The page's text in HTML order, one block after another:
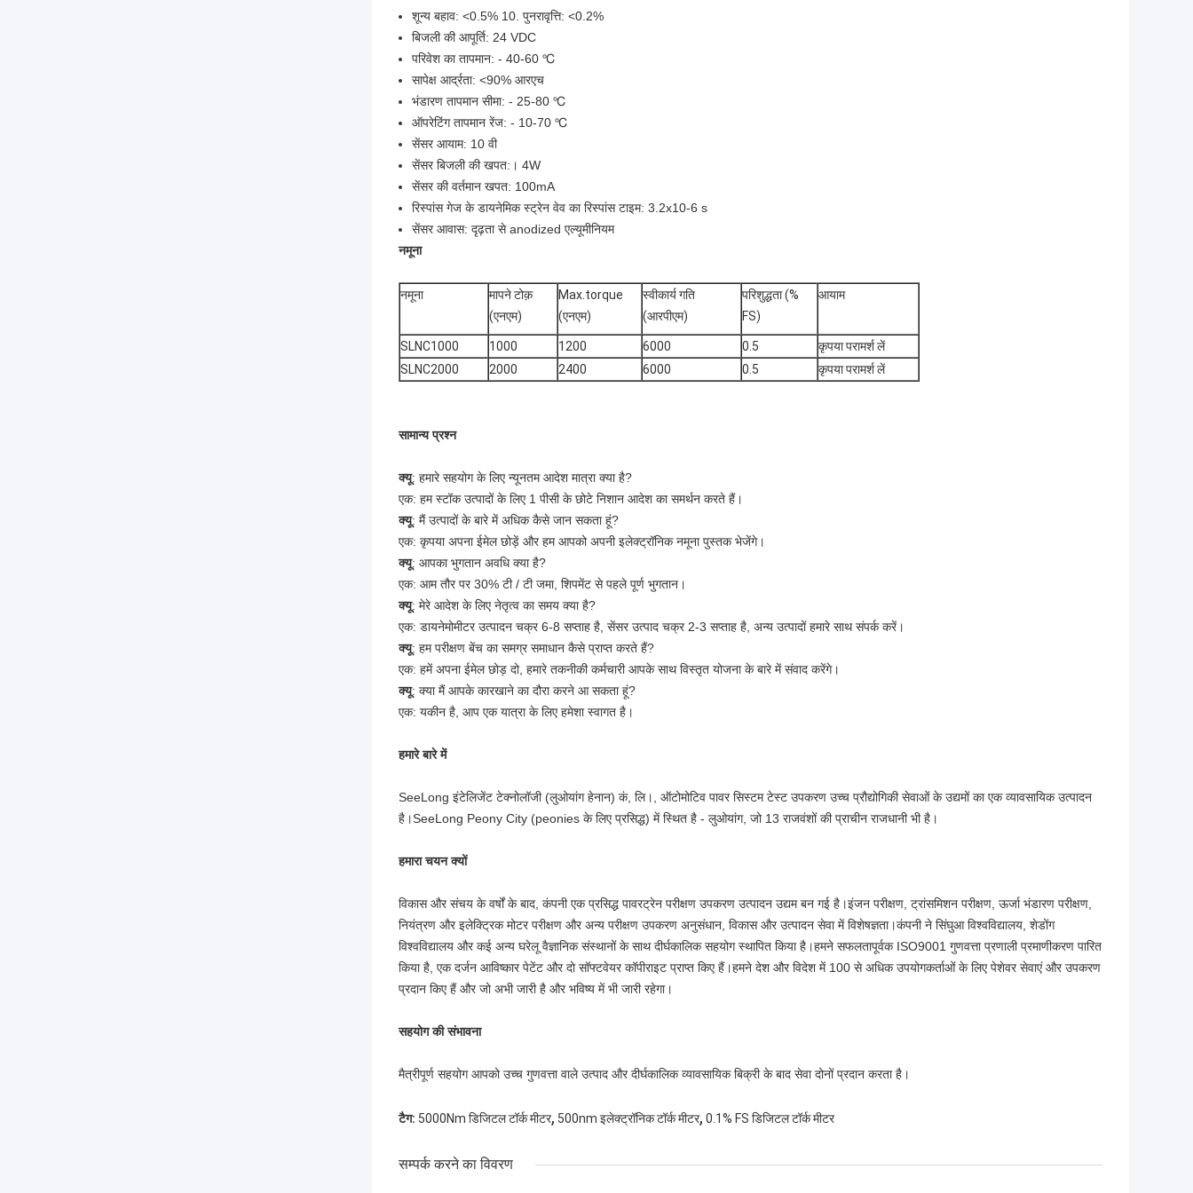
शून्य बहाव: <0.5% 10. पुनरावृत्ति: <0.2%
बिजली की आपूर्ति: 24 VDC
परिवेश का तापमान: - 40-60 ℃
सापेक्ष आर्द्रता: <90% आरएच
भंडारण तापमान सीमा: - 25-80 ℃
ऑपरेटिंग तापमान रेंज: - 10-70 ℃
सेंसर आयाम: 10 वी
सेंसर बिजली की खपत:। 4W
सेंसर की वर्तमान खपत: 100mA
रिस्पांस गेज के डायनेमिक स्ट्रेन वेव का रिस्पांस टाइम: 3.2x10-6 s
सेंसर आवास: दृढ़ता से anodized एल्यूमीनियम
नमूना
नमूना
मापने टोक़
(एनएम)
Max.torque
(एनएम)
स्वीकार्य गति
(आरपीएम)
परिशुद्धता (%
FS)
आयाम
SLNC1000 1000 1200 6000 0.5
कृपया परामर्श लें
SLNC2000
2000 2400 6000 0.5 कृपया परामर्श लें
सामान्य प्रश्न
क्यू: हमारे सहयोग के लिए न्यूनतम आदेश मात्रा क्या है?
एक: हम स्टॉक उत्पादों के लिए 1 पीसी के छोटे निशान आदेश का समर्थन करते हैं।
क्यू: मैं उत्पादों के बारे में अधिक कैसे जान सकता हूं?
एक: कृपया अपना ईमेल छोड़ें और हम आपको अपनी इलेक्ट्रॉनिक नमूना पुस्तक भेजेंगे।
क्यू: आपका भुगतान अवधि क्या है?
एक: आम तौर पर 30% टी / टी जमा, शिपमेंट से पहले पूर्ण भुगतान।
क्यू: मेरे आदेश के लिए नेतृत्व का समय क्या है?
एक: डायनेमोमीटर उत्पादन चक्र 6-8 सप्ताह है, सेंसर उत्पाद चक्र 2-3 सप्ताह है, अन्य उत्पादों हमारे साथ संपर्क करें।
क्यू: हम परीक्षण बेंच का समग्र समाधान कैसे प्राप्त करते हैं?
एक: हमें अपना ईमेल छोड़ दो, हमारे तकनीकी कर्मचारी आपके साथ विस्तृत योजना के बारे में संवाद करेंगे।
क्यू: क्या मैं आपके कारखाने का दौरा करने आ सकता हूं?
एक: यकीन है, आप एक यात्रा के लिए हमेशा स्वागत है।
हमारे बारे में
SeeLong इंटेलिजेंट टेक्नोलॉजी (लुओयांग हेनान) कं, लि।, ऑटोमोटिव पावर सिस्टम टेस्ट उपकरण उच्च प्रौद्योगिकी सेवाओं के उद्यमों का एक व्यावसायिक उत्पादन
है।SeeLong Peony City (peonies के लिए प्रसिद्ध) में स्थित है - लुओयांग, जो 13 राजवंशों की प्राचीन राजधानी भी है।
हमारा चयन क्यों
विकास और संचय के वर्षों के बाद, कंपनी एक प्रसिद्ध पावरट्रेन परीक्षण उपकरण उत्पादन उद्यम बन गई है।इंजन परीक्षण, ट्रांसमिशन परीक्षण, ऊर्जा भंडारण परीक्षण,
नियंत्रण और इलेक्ट्रिक मोटर परीक्षण और अन्य परीक्षण उपकरण अनुसंधान, विकास और उत्पादन सेवा में विशेषज्ञता।कंपनी ने सिंघुआ विश्वविद्यालय, शेडोंग
विश्वविद्यालय और कई अन्य घरेलू वैज्ञानिक संस्थानों के साथ दीर्घकालिक सहयोग स्थापित किया है।हमने सफलतापूर्वक ISO9001 गुणवत्ता प्रणाली प्रमाणीकरण पारित
किया है, एक दर्जन आविष्कार पेटेंट और दो सॉफ्टवेयर कॉपीराइट प्राप्त किए हैं।हमने देश और विदेश में 100 से अधिक उपयोगकर्ताओं के लिए पेशेवर सेवाएं और उपकरण
प्रदान किए हैं और जो अभी जारी है और भविष्य में भी जारी रहेगा।
सहयोग की संभावना
मैत्रीपूर्ण सहयोग आपको उच्च गुणवत्ता वाले उत्पाद और दीर्घकालिक व्यावसायिक बिक्री के बाद सेवा दोनों प्रदान करता है।
टैग: 5000Nm डिजिटल टॉर्क मीटर, 500nm इलेक्ट्रॉनिक टॉर्क मीटर, 0.1% FS डिजिटल टॉर्क मीटर
सम्पर्क करने का विवरण